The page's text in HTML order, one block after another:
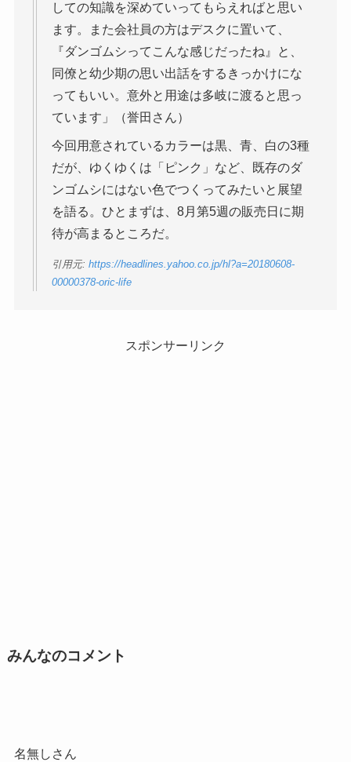
しての知識を深めていってもらえればと思い
ます。また会社員の方はデスクに置いて、
『ダンゴムシってこんな感じだったね』と、
同僚と幼少期の思い出話をするきっかけにな
ってもいい。意外と用途は多岐に渡ると思っ
ています」（誉田さん）
今回用意されているカラーは黒、青、白の3種
だが、ゆくゆくは「ピンク」など、既存のダ
ンゴムシにはない色でつくってみたいと展望
を語る。ひとまずは、8月第5週の販売日に期
待が高まるところだ。
引用元: https://headlines.yahoo.co.jp/hl?a=20180608-
00000378-oric-life
スポンサーリンク
みんなのコメント
名無しさん